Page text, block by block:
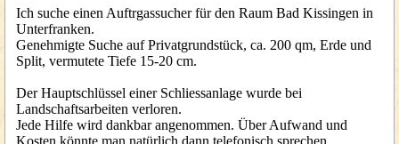
Ich suche einen Auftrgassucher für den Raum Bad Kissingen in
Unterfranken.
Genehmigte Suche auf Privatgrundstück, ca. 200 qm, Erde und
Split, vermutete Tiefe 15-20 cm.
Der Hauptschlüssel einer Schliessanlage wurde bei
Landschaftsarbeiten verloren.
Jede Hilfe wird dankbar angenommen. Über Aufwand und
Kosten könnte man natürlich dann telefonisch sprechen.